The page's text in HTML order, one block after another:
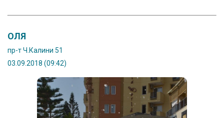
ОЛЯ
пр-т Ч.Калини 51
03.09.2018 (09:42)